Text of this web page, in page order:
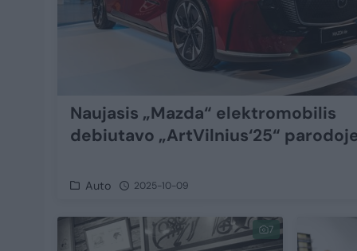
Naujasis „Mazda“ elektromobilis
debiutavo „ArtVilnius‘25“
Auto 2025-10-09
7